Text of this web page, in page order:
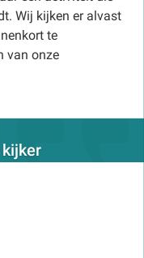
Wij kijken er alvast
te
van onze